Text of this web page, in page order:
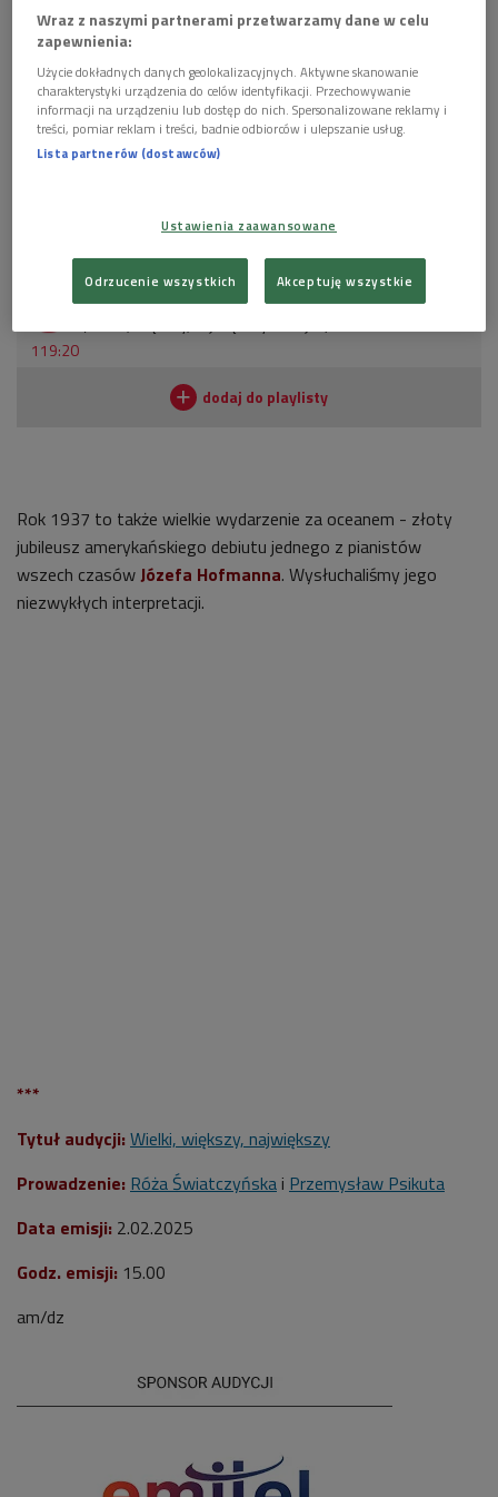
III Międzynarodowy Konkurs Pianistyczny im. Fryderyka Chopina w Warszawie.
Inauguracyjne przemówienie przewodniczącego jury Adama Wieniawskiego
do uczestników konkursu w sali Filharmonii Warszawskiej Foto: Narodowe
Archiwum Cyfrowe
POSŁUCHAJ
119:20
III Konkurs Chopinowski 1937 - ostatni przed wojną
Rok 1937 to także wielkie wydarzenie za oceanem - złoty
jubileusz amerykańskiego debiutu jednego z pianistów
wszech czasówJózefa Hofmanna. Wysłuchaliśmy jego
niezwykłych interpretacji.
***
Tytuł audycji: Wielki, większy, największy
Prowadzenie: Róża Światczyńska i Przemysław Psikuta
Data emisji: 2.02.2025
Godz. emisji: 15.00
am/dz
Wraz z naszymi partnerami przetwarzamy dane w celu
zapewnienia:
Użycie dokładnych danych geolokalizacyjnych. Aktywne skanowanie
charakterystyki urządzenia do celów identyfikacji. Przechowywanie
informacji na urządzeniu lub dostęp do nich. Spersonalizowane reklamy i
treści, pomiar reklam i treści, badnie odbiorców i ulepszanie usług.
Lista partnerów (dostawców)
Ustawienia zaawansowane
Odrzucenie wszystkich Akceptuję wszystkie